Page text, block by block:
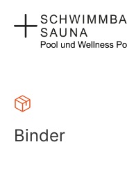
Inhalt
springen
Binder